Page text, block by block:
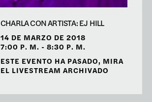
CHARLA CON ARTISTA: EJ HILL
14 DE MARZO DE 2018
7:00 P. M. - 8:30 P. M.
ESTE EVENTO HA PASADO, MIRA
EL LIVESTREAM ARCHIVADO